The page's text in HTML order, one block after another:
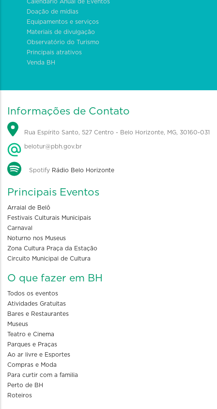
Calendário Anual de Eventos
Doação de mídias
Equipamentos e serviços
Materiais de divulgação
Observatório do Turismo
Principais atrativos
Venda BH
Informações de Contato
Rua Espírito Santo, 527 Centro - Belo Horizonte, MG, 30160-031
belotur@pbh.gov.br
Spotify Rádio Belo Horizonte
Principais Eventos
Arraial de Belô
Festivais Culturais Municipais
Carnaval
Noturno nos Museus
Zona Cultura Praça da Estação
Circuito Municipal de Cultura
O que fazer em BH
Todos os eventos
Atividades Gratuitas
Bares e Restaurantes
Museus
Teatro e Cinema
Parques e Praças
Ao ar livre e Esportes
Compras e Moda
Para curtir com a familia
Perto de BH
Roteiros